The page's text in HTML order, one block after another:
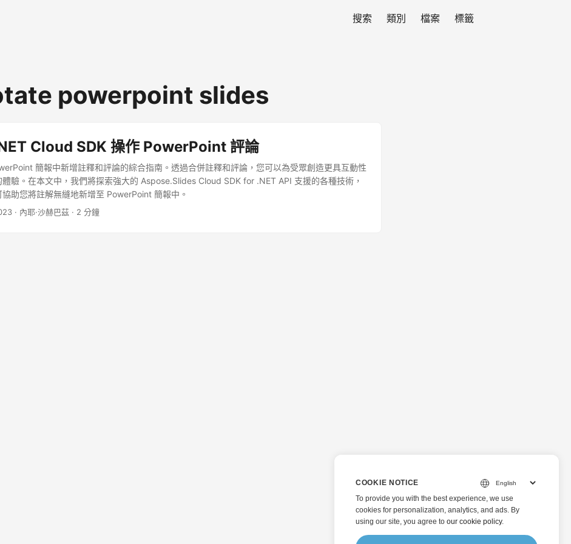
搜索 類別 檔案 標籤
powerpoint slides
Cloud SDK 操作 PowerPoint 評論
簡報中新增註釋和評論的綜合指南。透過合併註釋和評論，您可以為受眾創造更具互動性
驗。在本文中，我們將探索強大的 Aspose.Slides Cloud SDK for .NET API 支援的各種技術，
助您將註解無縫地新增至 PowerPoint 簡報中。
· 內耶·沙赫巴茲 · 2 分鐘
COOKIE NOTICE
To provide you with the best experience, we use
cookies for personalization, analytics, and ads. By
using our site, you agree to our cookie policy.